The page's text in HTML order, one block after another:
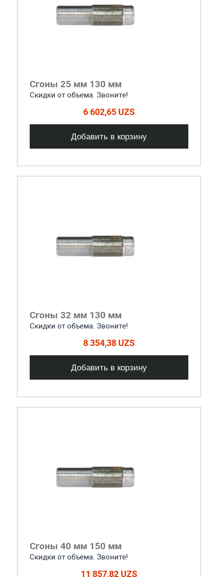
Сгоны 25 мм 130 мм
Скидки от объема. Звоните!
6 602,65 UZS
Добавить в корзину
Сгоны 32 мм 130 мм
Скидки от объема. Звоните!
8 354,38 UZS
Добавить в корзину
Сгоны 40 мм 150 мм
Скидки от объема. Звоните!
11 857,82 UZS